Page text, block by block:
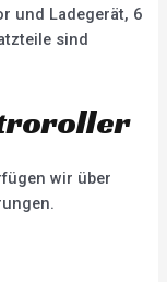
und Ladegerät, 6
sind
wir über